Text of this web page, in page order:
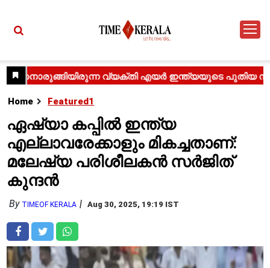
Home Featured1
ഏഷ്യാ കപ്പിൽ ഇന്ത്യ
എല്ലാവരേക്കാളും മികച്ചതാണ്:
മലേഷ്യ പരിശീലകൻ സർജിത്
കുന്ദൻ
By TIMEOF KERALA Aug 30, 2025, 19:19 IST